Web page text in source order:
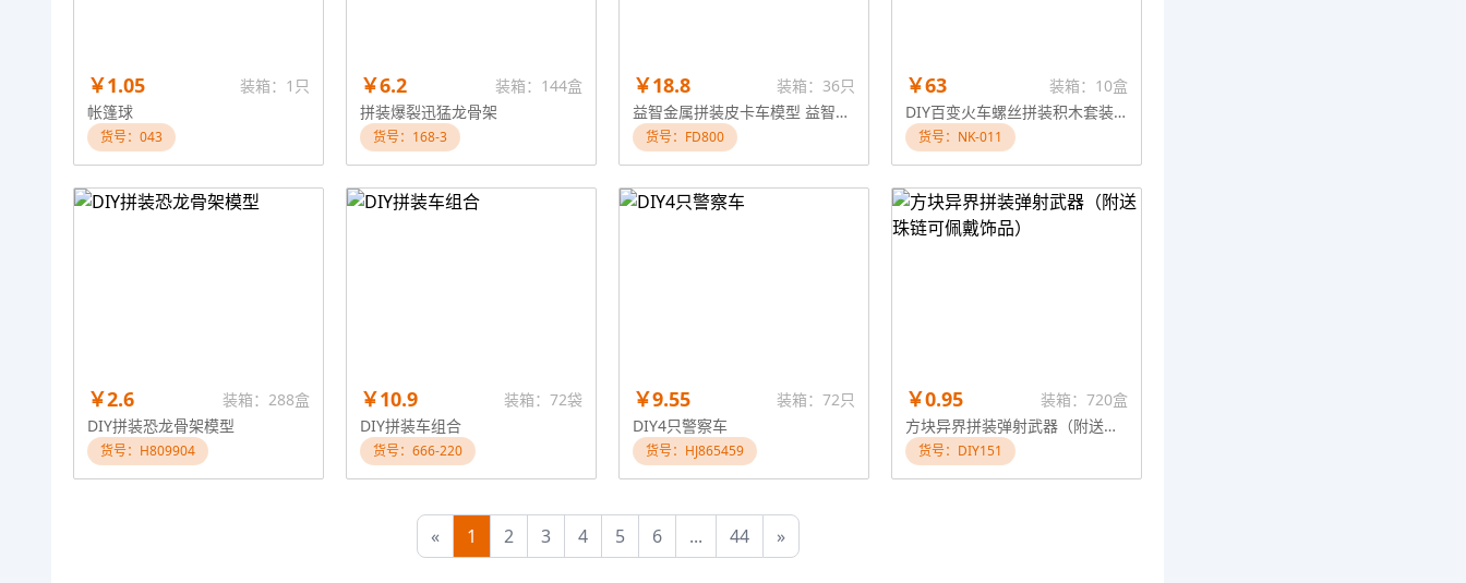
￥1.05
装箱：1只
帐篷球
货号：043
￥6.2
装箱：144盒
拼装爆裂迅猛龙骨架
货号：168-3
￥18.8
装箱：36只
益智金属拼装皮卡车模型 益智玩具拼装玩具
货号：FD800
￥63
装箱：10盒
DIY百变火车螺丝拼装积木套装带电动螺丝刀190PCS益智玩具
货号：NK-011
￥2.6
装箱：288盒
DIY拼装恐龙骨架模型
货号：H809904
￥10.9
装箱：72袋
DIY拼装车组合
货号：666-220
￥9.55
装箱：72只
DIY4只警察车
货号：HJ865459
￥0.95
装箱：720盒
方块异界拼装弹射武器（附送珠链可佩戴饰品）
货号：DIY151
« 1 2 3 4 5 6 ... 44 »